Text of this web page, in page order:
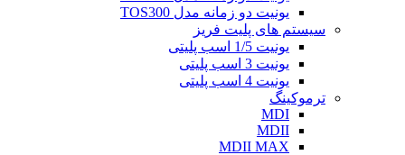
یونیت دو زمانه مدل TOS300
سیستم های پلیت فریز
یونیت 1/5 اسب پلیتی
یونیت 3 اسب پلیتی
یونیت 4 اسب پلیتی
ترموکینگ
MDI
MDII
MDII MAX